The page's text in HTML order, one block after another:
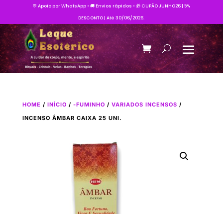
💬 Apoio por WhatsApp • 🚚 Envios rápidos • 🎁 CUPÃO JUNHO26 | 5%
DESCONTO | Até 30/06/2026.
HOME / INÍCIO / -FUMINHO / VARIADOS INCENSOS /
INCENSO ÂMBAR CAIXA 25 UNI.